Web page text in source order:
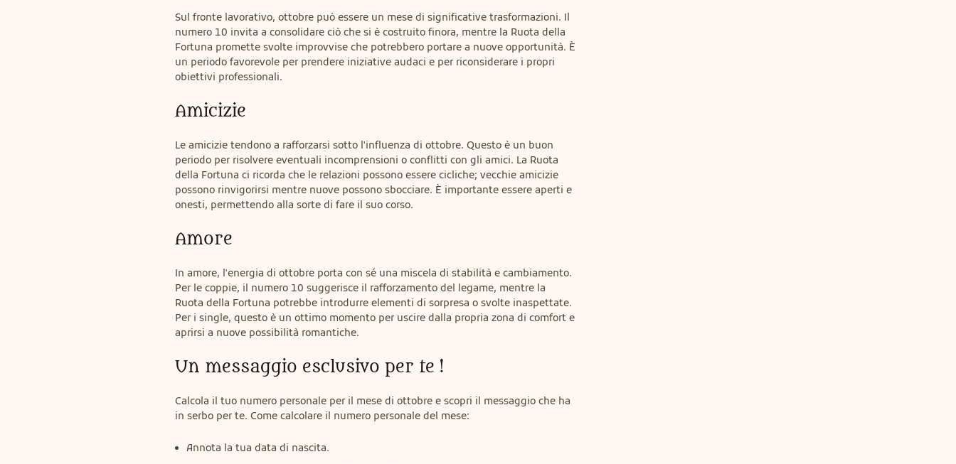
Sul fronte lavorativo, ottobre può essere un mese di significative trasformazioni. Il
numero 10 invita a consolidare ciò che si è costruito finora, mentre la Ruota della
Fortuna promette svolte improvvise che potrebbero portare a nuove opportunità. È
un periodo favorevole per prendere iniziative audaci e per riconsiderare i propri
obiettivi professionali.
Amicizie
Le amicizie tendono a rafforzarsi sotto l'influenza di ottobre. Questo è un buon
periodo per risolvere eventuali incomprensioni o conflitti con gli amici. La Ruota
della Fortuna ci ricorda che le relazioni possono essere cicliche; vecchie amicizie
possono rinvigorirsi mentre nuove possono sbocciare. È importante essere aperti e
onesti, permettendo alla sorte di fare il suo corso.
Amore
In amore, l'energia di ottobre porta con sé una miscela di stabilità e cambiamento.
Per le coppie, il numero 10 suggerisce il rafforzamento del legame, mentre la
Ruota della Fortuna potrebbe introdurre elementi di sorpresa o svolte inaspettate.
Per i single, questo è un ottimo momento per uscire dalla propria zona di comfort e
aprirsi a nuove possibilità romantiche.
Un messaggio esclusivo per te !
Calcola il tuo numero personale per il mese di ottobre e scopri il messaggio che ha
in serbo per te. Come calcolare il numero personale del mese:
Annota la tua data di nascita.